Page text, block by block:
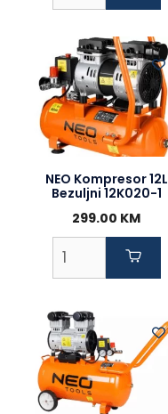
NEO Kompresor 12L
Bezuljni 12K020-1
299.00 KM